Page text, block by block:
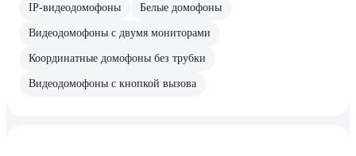
IP-видеодомофоны Белые домофоны
Видеодомофоны с двумя мониторами
Координатные домофоны без трубки
Видеодомофоны с кнопкой вызова